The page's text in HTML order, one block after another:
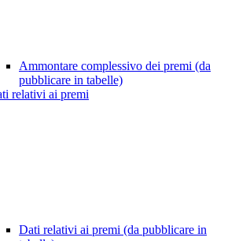
Ammontare complessivo dei premi (da
pubblicare in tabelle)
relativi ai premi
Dati relativi ai premi (da pubblicare in